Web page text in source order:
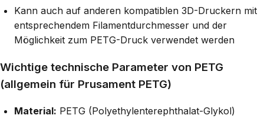
Kann auch auf anderen kompatiblen 3D-Druckern mit
entsprechendem Filamentdurchmesser und der
Möglichkeit zum PETG-Druck verwendet werden
Wichtige technische Parameter von PETG
(allgemein für Prusament PETG)
Material: PETG (Polyethylenterephthalat-Glykol)